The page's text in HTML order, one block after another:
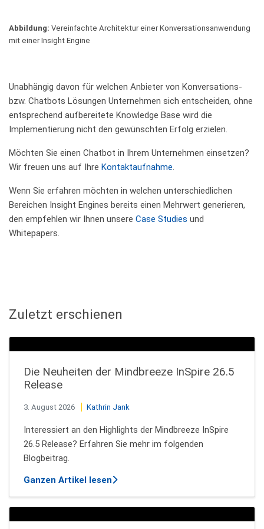
Abbildung: Vereinfachte Architektur einer Konversationsanwendung
mit einer Insight Engine
Unabhängig davon für welchen Anbieter von Konversations-
bzw. Chatbots Lösungen Unternehmen sich entscheiden, ohne
entsprechend aufbereitete Knowledge Base wird die
Implementierung nicht den gewünschten Erfolg erzielen.
Möchten Sie einen Chatbot in Ihrem Unternehmen einsetzen?
Wir freuen uns auf Ihre Kontaktaufnahme.
Wenn Sie erfahren möchten in welchen unterschiedlichen
Bereichen Insight Engines bereits einen Mehrwert generieren,
den empfehlen wir Ihnen unsere Case Studies und
Whitepapers.
Zuletzt erschienen
Die Neuheiten der Mindbreeze InSpire 26.5
Release
3. August 2026 Kathrin Jank
Interessiert an den Highlights der Mindbreeze InSpire
26.5 Release? Erfahren Sie mehr im folgenden
Blogbeitrag.
Ganzen Artikel lesenüber Die Neuheiten der